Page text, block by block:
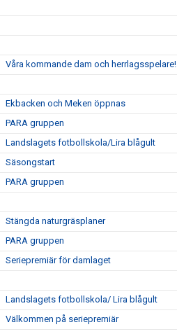
Våra kommande dam och herrlagsspelare!
Ekbacken och Meken öppnas
PARA gruppen
Landslagets fotbollskola/Lira blågult
Säsongstart
PARA gruppen
Stängda naturgräsplaner
PARA gruppen
Seriepremiär för damlaget
Landslagets fotbollskola/ Lira blågult
Välkommen på seriepremiär